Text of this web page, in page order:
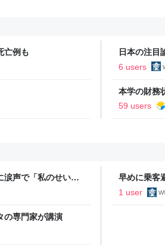
亡例も
日本の注目
誤情報に耐
6 users
本学の財務
59 users
涙声で「私のせいで
てごめんなさい」
早めに乗客
1 user
の専門家が講演